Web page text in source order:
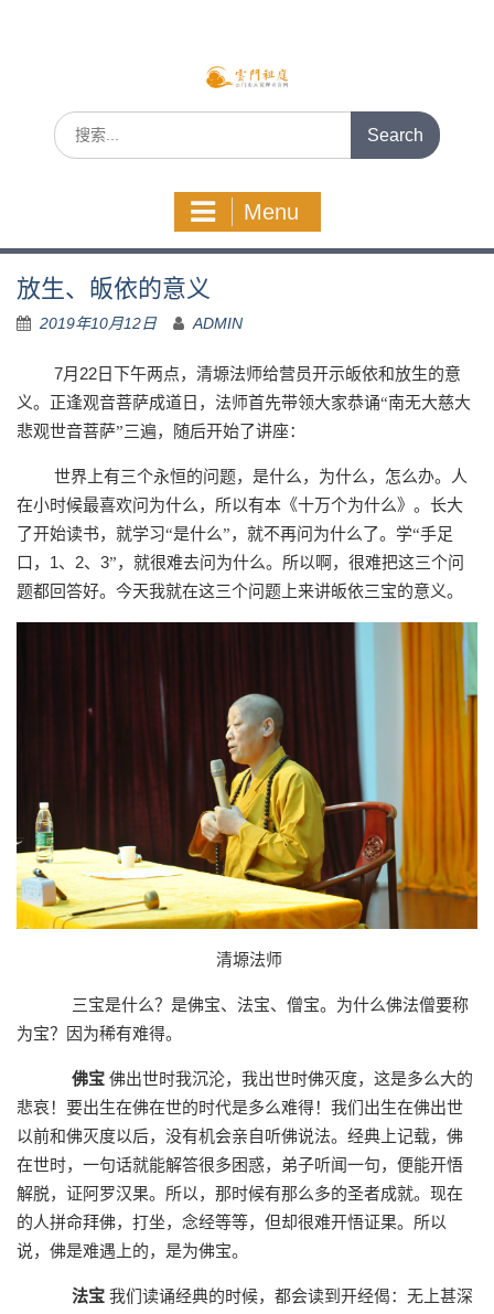
Search
for:
Menu
放生、皈依的意义
2019年10月12日 ADMIN
7月22日下午两点，清塬法师给营员开示皈依和放生的意
义。正逢观音菩萨成道日，法师首先带领大家恭诵“南无大慈大
悲观世音菩萨”三遍，随后开始了讲座：
世界上有三个永恒的问题，是什么，为什么，怎么办。人
在小时候最喜欢问为什么，所以有本《十万个为什么》。长大
了开始读书，就学习“是什么”，就不再问为什么了。学“手足
口， 1、 2、 3”，就很难去问为什么。所以啊，很难把这三个问
题都回答好。今天我就在这三个问题上来讲皈依三宝的意义。
清塬法师
三宝是什么？是佛宝、法宝、僧宝。为什么佛法僧要称
为宝？因为稀有难得。
佛宝 佛出世时我沉沦，我出世时佛灭度，这是多么大的
悲哀！要出生在佛在世的时代是多么难得！我们出生在佛出世
以前和佛灭度以后，没有机会亲自听佛说法。经典上记载，佛
在世时，一句话就能解答很多困惑，弟子听闻一句，便能开悟
解脱，证阿罗汉果。所以，那时候有那么多的圣者成就。现在
的人拼命拜佛，打坐，念经等等，但却很难开悟证果。所以
说，佛是难遇上的，是为佛宝。
法宝 我们读诵经典的时候，都会读到开经偈：无上甚深